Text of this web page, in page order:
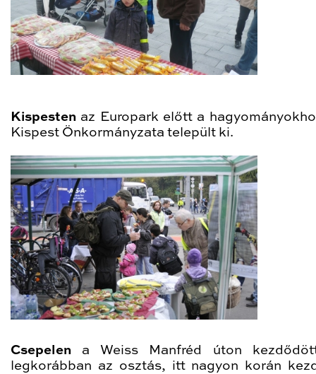
Kispesten az Europark előtt a
Kispest Önkormányzata települt ki.
Csepelen a Weiss Manfréd úton
legkorábban az osztás, itt nagyon korán